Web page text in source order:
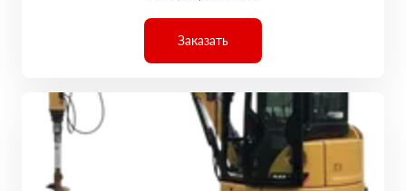
Заказать